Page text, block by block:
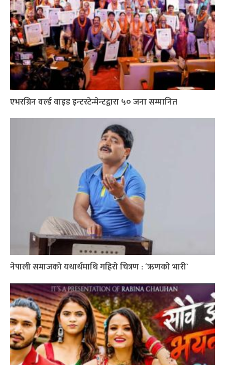
एभरग्रिन वर्ल्ड वाइड इन्टरटेन्मेन्टद्वारा ५० जना सम्मानित
नेपाली समाजको यथार्थमाथि गहिरो चित्रण : ´ऋणको भारी`